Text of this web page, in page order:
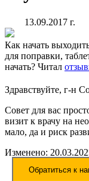
13.09.2017 г.
Как начать
для поправки,
начать? Читал
Здравствуйте, г-н
Совет для вас
визит к врачу на
мало, да и риск
Изменено:
Обратиться к